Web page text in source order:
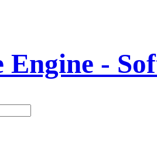
-